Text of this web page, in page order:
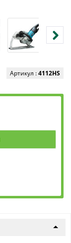
Артикул :4112HS